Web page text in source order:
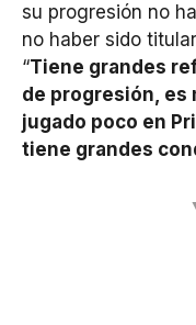
su progresión no
no haber sido
“Tiene grandes
de progresión, es
jugado poco en
tiene grandes